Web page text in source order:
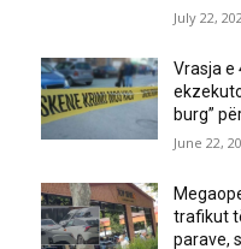
July 22,
Vrasja e
burg”
June 22,
trafikut
parave,